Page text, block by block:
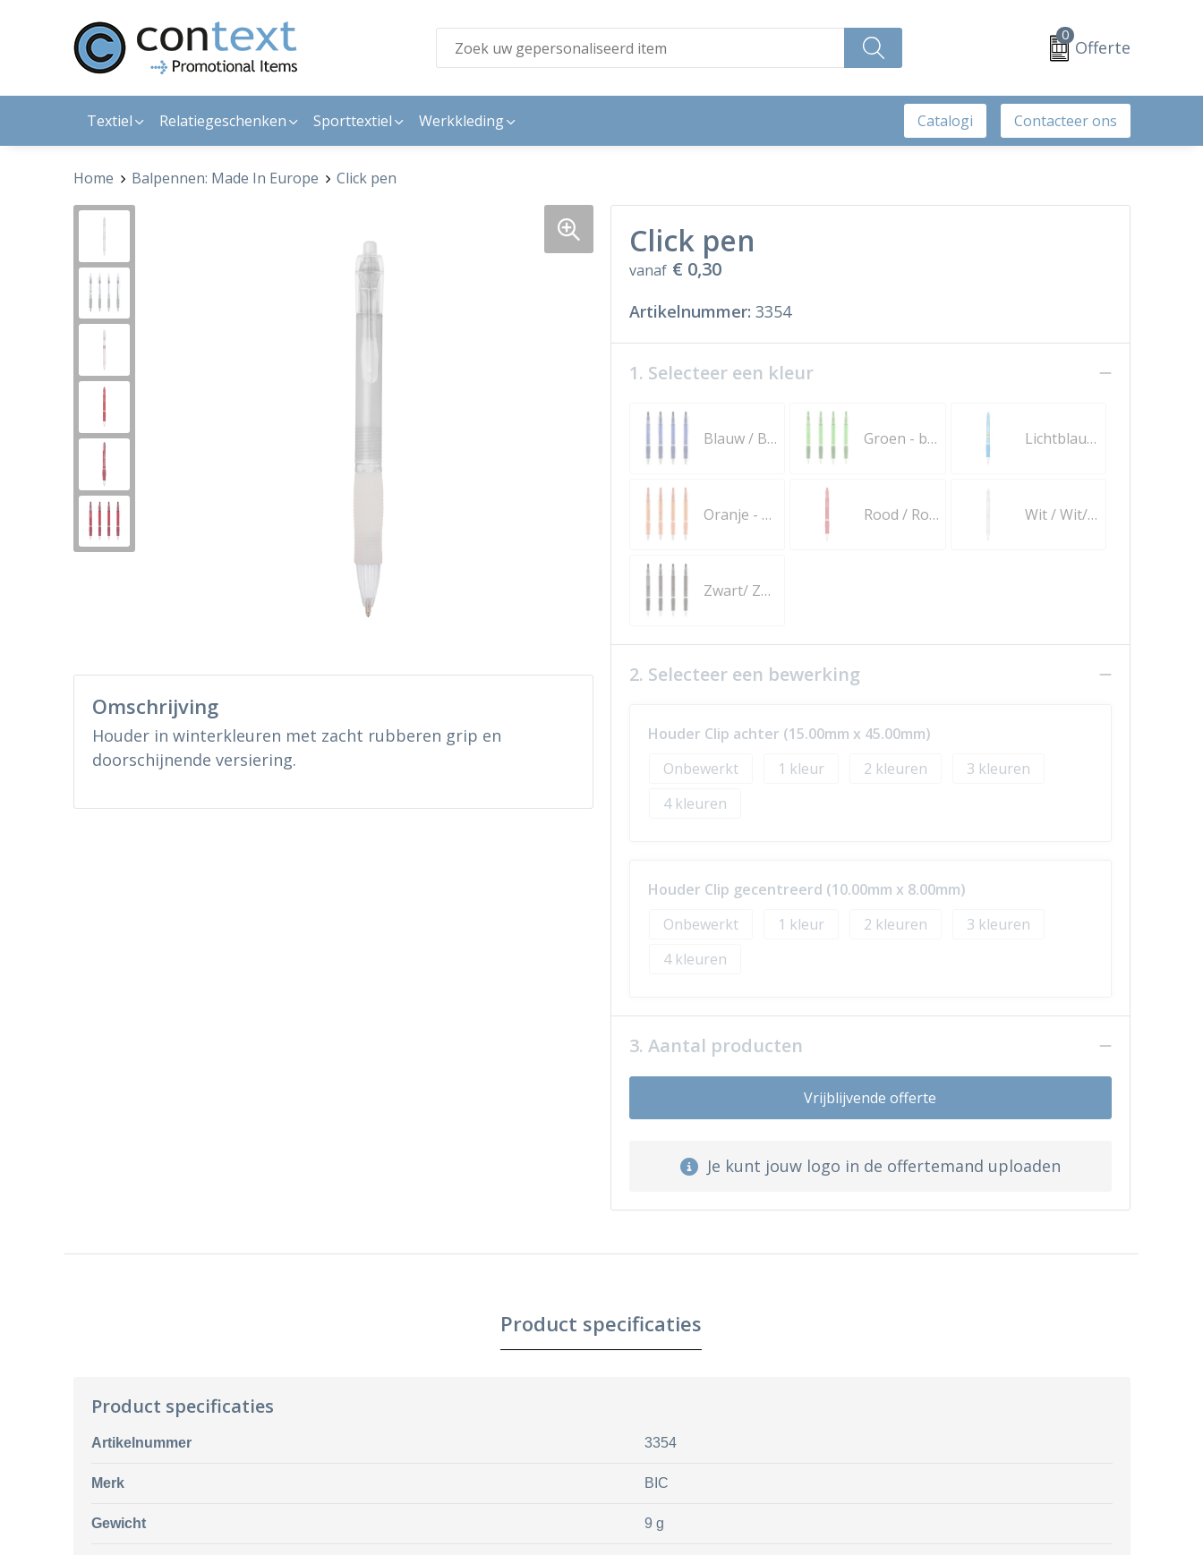
0
Offerte
Textiel Relatiegeschenken Sporttextiel Werkkleding Catalogi Contacteer ons
Home Balpennen: Made In Europe Click pen
Omschrijving
Houder in winterkleuren met zacht rubberen grip en
doorschijnende versiering.
Click pen
vanaf € 0,30
Artikelnummer: 3354
1. Selecteer een kleur
Blauw / Blauw / Blauwe Inkt Groen - blauwe inkt Lichtblauw - blauwe inkt
Oranje - blauwe inkt Rood / Rood / Blauwe Inkt Wit / Wit/ Blauwe Inkt
Zwart/ Zwart / Blauwe Inkt
2. Selecteer een bewerking
Houder Clip achter (15.00mm x 45.00mm)
Onbewerkt
1 2
3
4
Houder Clip gecentreerd (10.00mm x 8.00mm)
Onbewerkt
1 2
3
4
3. Aantal producten
Vrijblijvende offerte
Je kunt jouw logo in de offertemand uploaden
Product specificaties
Product specificaties
Artikelnummer 3354
Merk BIC
Gewicht 9 g